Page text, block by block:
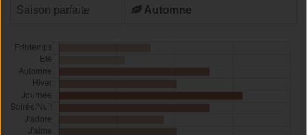
Saison parfaite Automne